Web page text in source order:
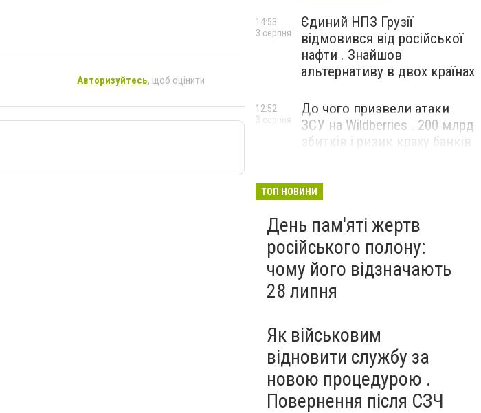
Авторизуйтесь, щоб оцінити
Єдиний НПЗ Грузії
відмовився від російської
нафти . Знайшов
альтернативу в двох країнах
14:53
3 серпня
До чого призвели атаки
ЗСУ на Wildberries . 200 млрд
збитків і ризик краху банків
12:52
3 серпня
ТОП НОВИНИ
День пам'яті жертв
російського полону:
чому його відзначають
28 липня
Як військовим
відновити службу за
новою процедурою .
Повернення після СЗЧ